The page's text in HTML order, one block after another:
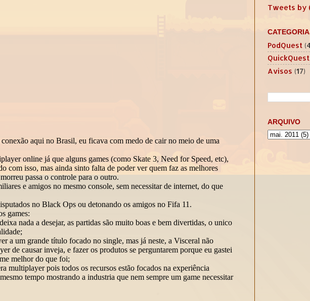
Tweets by
PodQuest
QuickQuest
Avisos (17)
ARQUIVO